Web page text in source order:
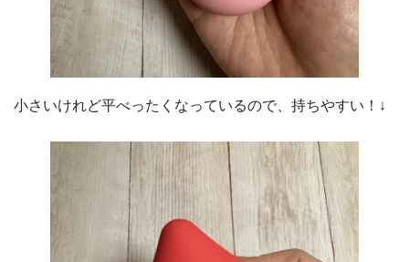
小さいけれど平べったくなっているので、持ちやすい！↓